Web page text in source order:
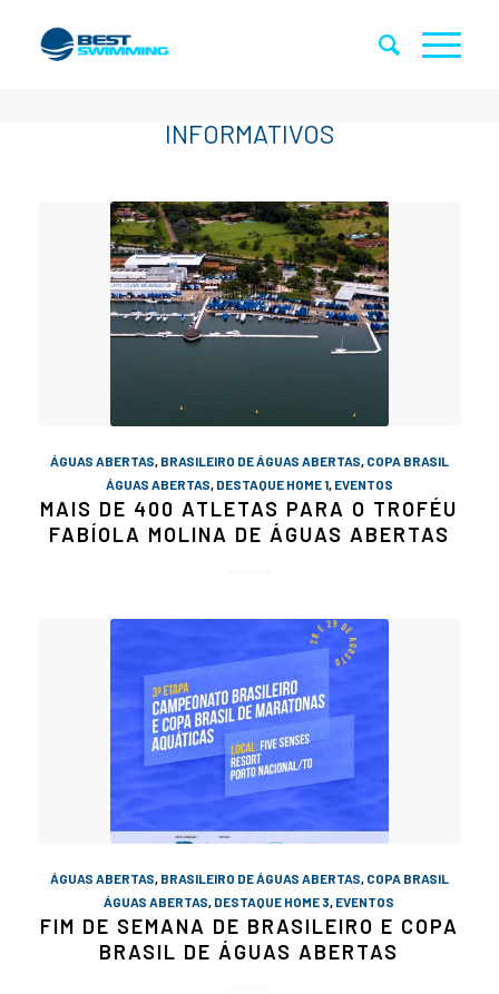
ÁGUAS ABERTAS, BRASILEIRO DE ÁGUAS ABERTAS, COPA BRASIL
ÁGUAS ABERTAS, DESTAQUE HOME 1, EVENTOS
MAIS DE 400 ATLETAS PARA O TROFÉU
FABÍOLA MOLINA DE ÁGUAS ABERTAS
ÁGUAS ABERTAS, BRASILEIRO DE ÁGUAS ABERTAS, COPA BRASIL
ÁGUAS ABERTAS, DESTAQUE HOME 3, EVENTOS
FIM DE SEMANA DE BRASILEIRO E COPA
BRASIL DE ÁGUAS ABERTAS